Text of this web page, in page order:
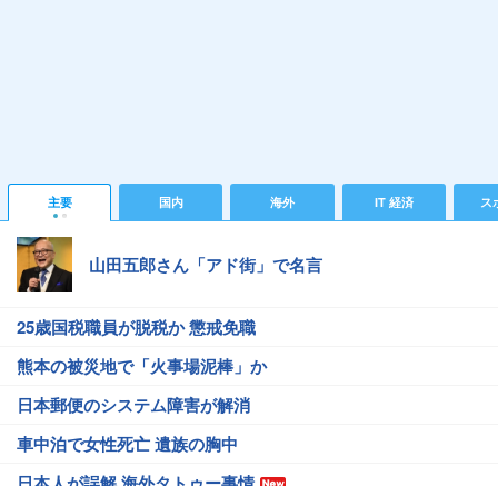
主要 国内 海外 IT 経済 ス
山田五郎さん「アド街」で名言
25歳国税職員が脱税か 懲戒免職
熊本の被災地で「火事場泥棒」か
日本郵便のシステム障害が解消
車中泊で女性死亡 遺族の胸中